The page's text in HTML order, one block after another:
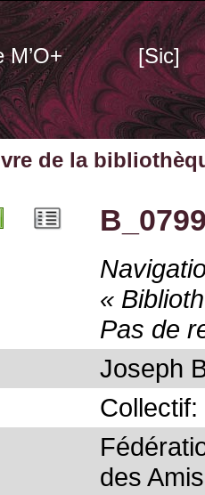
M’O+ [Sic]
de la
«
Pas de
Joseph
des